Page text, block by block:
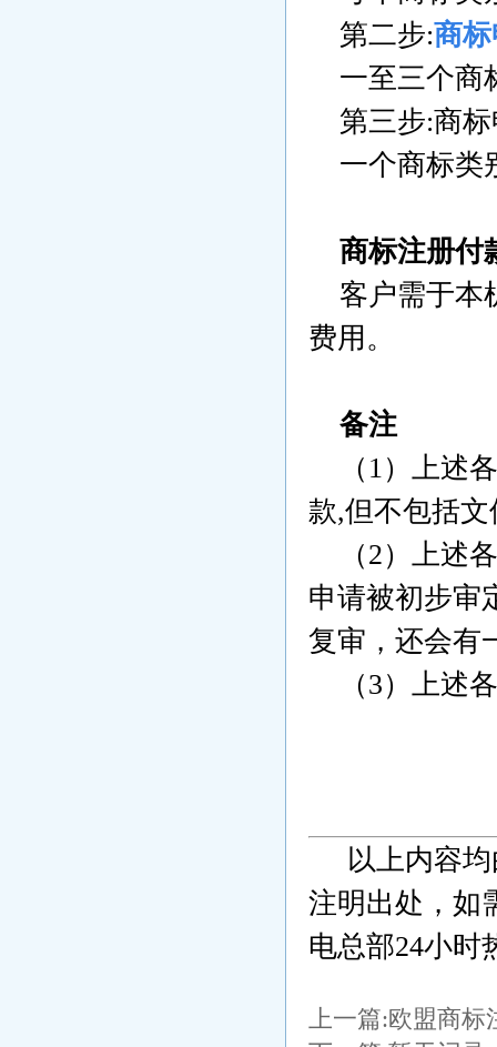
第二步:商
一至三个商
第三步:商标
一个商标类
商标注册付
客户需于本
费用。
备注
（1）上述各
款,但不包括
（2）上述
申请被初步审
复审，还会有
（3）上述
以上内容均
注明出处，如
电总部24小时
上一篇:欧盟商标